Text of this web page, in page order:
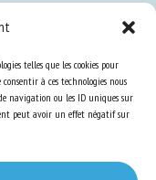
telles que les cookies pour
à ces technologies nous
navigation ou les ID uniques sur
peut avoir un effet négatif sur